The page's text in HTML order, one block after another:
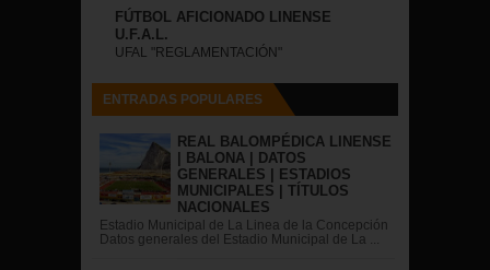
FÚTBOL AFICIONADO LINENSE
U.F.A.L.
UFAL "REGLAMENTACIÓN"
ENTRADAS POPULARES
REAL BALOMPÉDICA LINENSE
| BALONA | DATOS
GENERALES | ESTADIOS
MUNICIPALES | TÍTULOS
NACIONALES
Estadio Municipal de La Linea de la Concepción
Datos generales del Estadio Municipal de La ...